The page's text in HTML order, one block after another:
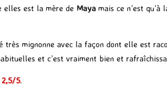
elles est la mère de Maya mais ce n’est qu’à
très mignonne avec la façon dont elle est
et c’est vraiment bien et
2,5/5.